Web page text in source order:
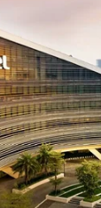
tù hai đối
chủ
Thái Thị Bé
đăng
thấp uy tín
Khê